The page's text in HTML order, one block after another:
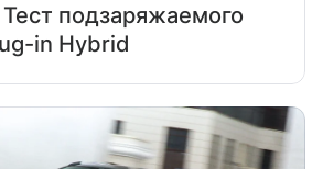
подзаряжаемого
in Hybrid